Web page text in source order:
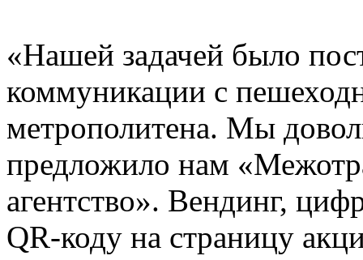
«Нашей задачей было
коммуникации с
метрополитена. Мы
предложило нам
агентство». Вендинг,
QR-коду на страницу